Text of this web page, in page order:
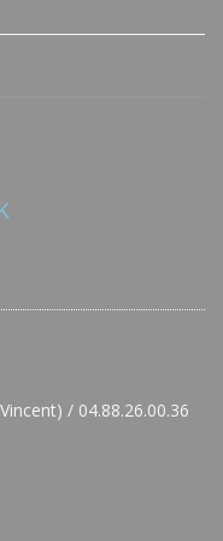
/ 04.88.26.00.36